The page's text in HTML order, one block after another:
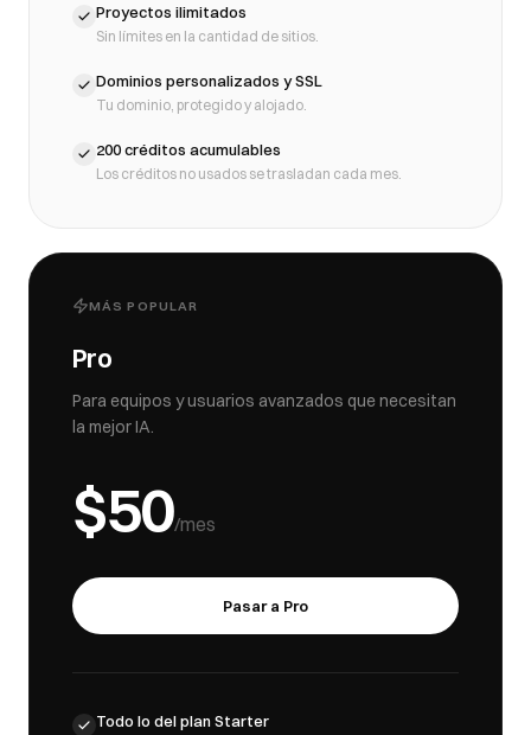
Proyectos ilimitados
Sin límites en la cantidad de sitios.
Dominios personalizados y SSL
Tu dominio, protegido y alojado.
200 créditos acumulables
Los créditos no usados se trasladan cada mes.
MÁS POPULAR
Pro
Para equipos y usuarios avanzados que necesitan
la mejor IA.
$50/mes
Pasar a Pro
Todo lo del plan Starter